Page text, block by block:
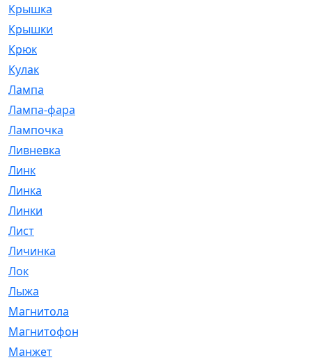
Крышка
Крышки
Крюк
Кулак
Лампа
Лампа-фара
Лампочка
Ливневка
Линк
Линка
Линки
Лист
Личинка
Лок
Лыжа
Магнитола
Магнитофон
Манжет